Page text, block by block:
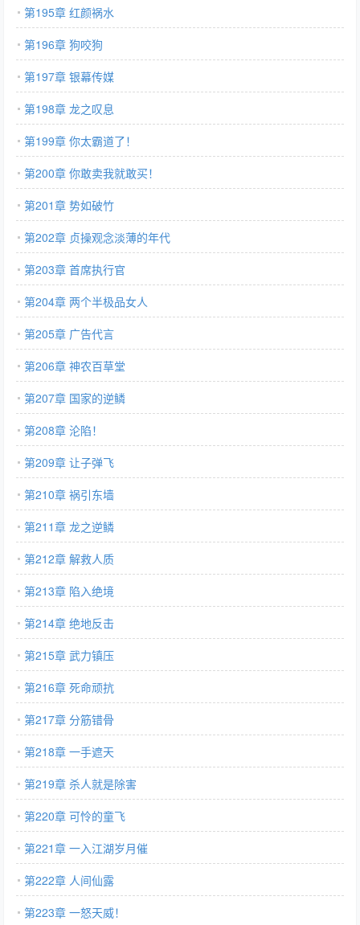
第195章 红颜祸水
第196章 狗咬狗
第197章 银幕传媒
第198章 龙之叹息
第199章 你太霸道了！
第200章 你敢卖我就敢买！
第201章 势如破竹
第202章 贞操观念淡薄的年代
第203章 首席执行官
第204章 两个半极品女人
第205章 广告代言
第206章 神农百草堂
第207章 国家的逆鳞
第208章 沦陷！
第209章 让子弹飞
第210章 祸引东墙
第211章 龙之逆鳞
第212章 解救人质
第213章 陷入绝境
第214章 绝地反击
第215章 武力镇压
第216章 死命顽抗
第217章 分筋错骨
第218章 一手遮天
第219章 杀人就是除害
第220章 可怜的童飞
第221章 一入江湖岁月催
第222章 人间仙露
第223章 一怒天威！